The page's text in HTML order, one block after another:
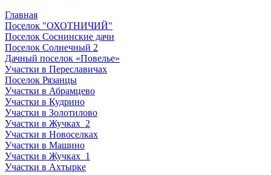
Главная
Поселок "ОХОТНИЧИЙ"
Поселок Соснинские дачи
Поселок Солнечный 2
Дачный поселок «Повелье»
Участки в Переславичах
Поселок Рязанцы
Участки в Абрамцево
Участки в Кудрино
Участки в Золотилово
Участки в Жучках_2
Участки в Новоселках
Участки в Машино
Участки в Жучках_1
Участки в Ахтырке